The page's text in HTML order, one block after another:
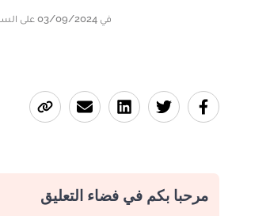
في 03/09/2024 على الساعة 22:25
مرحبا بكم في فضاء التعليق